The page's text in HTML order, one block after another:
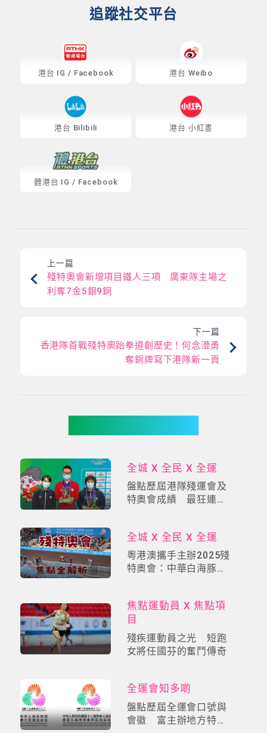
追蹤社交平台
港台 IG / Facebook 港台 Weibo
港台 Bilibili 港台 小紅書
體港台 IG / Facebook
上一篇
殘特奧會新增項目鐵人三項 廣東隊主場之
利奪7金5銀9銅
下一篇
香港隊首戰殘特奧跆拳道創歷史！何念澄勇
奪銅牌寫下港隊新一頁
全城 X 全民 X 全運
盤點歷屆港隊殘運會及
特奧會成績 最狂連續
全城 X 全民 X 全運
粵港澳攜手主辦2025殘
特奧會：中華白海豚吉
焦點運動員 X 焦點項
目
殘疾運動員之光 短跑
女將任國芬的奮鬥傳奇
全運會知多啲
盤點歷屆全運會口號與
會徽 富主辦地方特